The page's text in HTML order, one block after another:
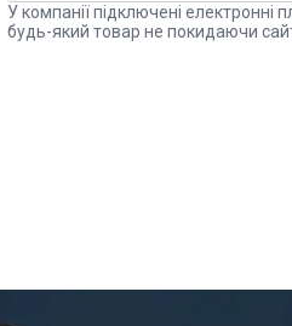
У компанії підключені електронні
будь-який товар не покидаючи